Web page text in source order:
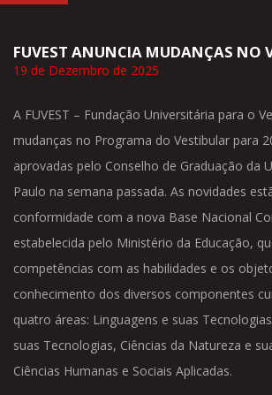
FUVEST ANUNCIA MUDANÇAS NO
19 de Dezembro de 2025
A FUVEST – Fundação Universitária para o
mudanças no Programa do Vestibular para
aprovadas pelo Conselho de Graduação da
Paulo na semana passada. As novidades
conformidade com a nova Base Nacional
estabelecida pelo Ministério da Educação,
competências com as habilidades e os
conhecimento dos diversos componentes
quatro áreas: Linguagens e suas
suas Tecnologias, Ciências da Natureza e
Ciências Humanas e Sociais Aplicadas.